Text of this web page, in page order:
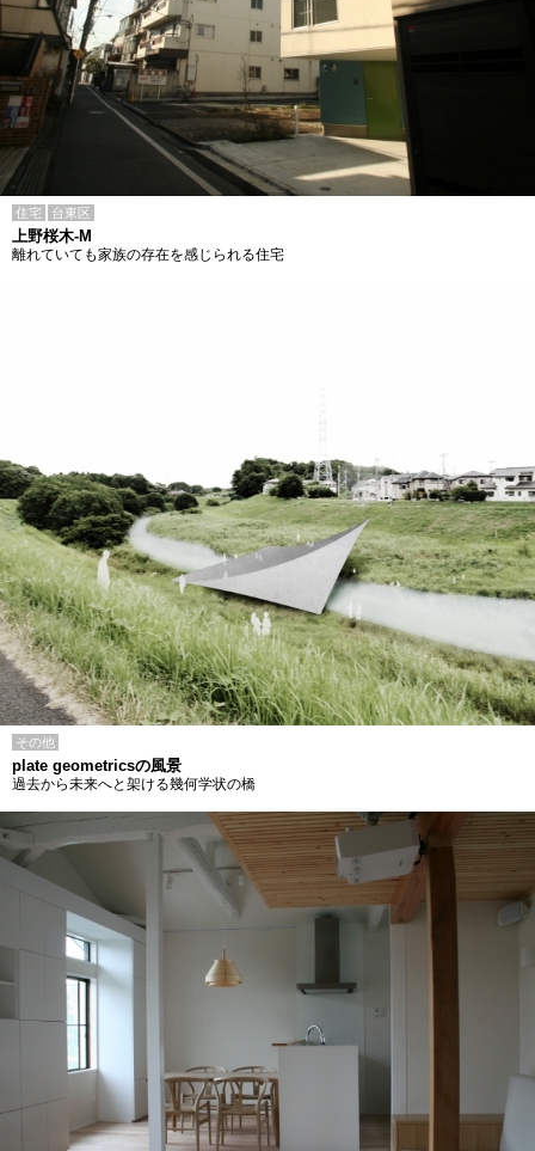
住宅 台東区
上野桜木-M
離れていても家族の存在を感じられる住宅
その他
plate geometricsの風景
過去から未来へと架ける幾何学状の橋